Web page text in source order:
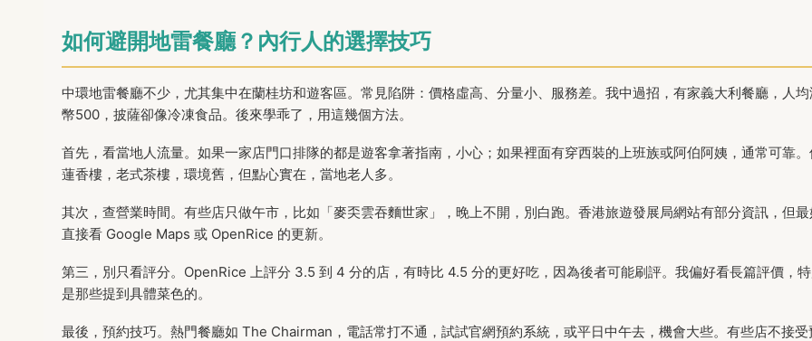
如何避開地雷餐廳？內行人的選擇技巧
中環地雷餐廳不少，尤其集中在蘭桂坊和遊客區。常見陷阱：價格虛高、分量小、服務差。我中過招，有家義大利餐廳，人
幣500，披薩卻像冷凍食品。後來學乖了，用這幾個方法。
首先，看當地人流量。如果一家店門口排隊的都是遊客拿著指南，小心；如果裡面有穿西裝的上班族或阿伯阿姨，通常可靠
蓮香樓，老式茶樓，環境舊，但點心實在，當地老人多。
其次，查營業時間。有些店只做午市，比如「麥奀雲吞麵世家」，晚上不開，別白跑。香港旅遊發展局網站有部分資訊，但
直接看 Google Maps 或 OpenRice 的更新。
第三，別只看評分。OpenRice 上評分 3.5 到 4 分的店，有時比 4.5 分的更好吃，因為後者可能刷評。我偏好看長篇評價，
是那些提到具體菜色的。
最後，預約技巧。熱門餐廳如 The Chairman，電話常打不通，試試官網預約系統，或平日中午去，機會大些。有些店不接受